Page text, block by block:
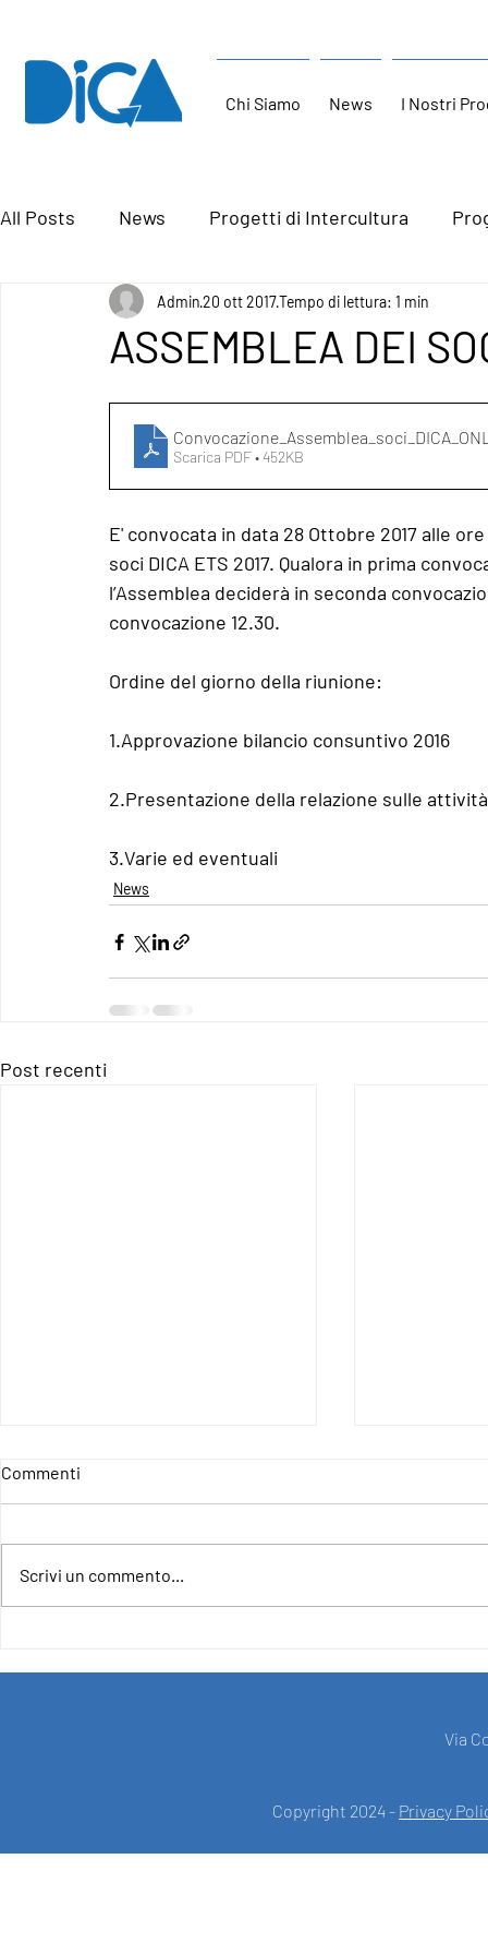
Chi Siamo News I Nostri
All Posts News Progetti di Intercultura
ASSEMBLEA DEI
Admin20 ott 2017Tempo di lettura: 1 min
Scarica PDF • 452KB
E' convocata in data 28 Ottobre 2017 alle
soci DICA ETS 2017. Qualora in prima
l’Assemblea deciderà in seconda
convocazione 12.30.
Ordine del giorno della riunione:
1.Approvazione bilancio consuntivo 2016
2.Presentazione della relazione sulle
3.Varie ed eventuali
News
Post recenti
"EUROPE
Commenti
Scrivi un commento...
Via
Copyright 2024 - Privacy